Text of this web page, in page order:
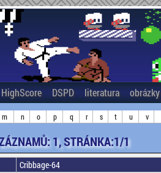
HighScore DSPD literatura obrázky
m n o p q r s t u v
1, STRÁNKA:1/1
Cribbage-64